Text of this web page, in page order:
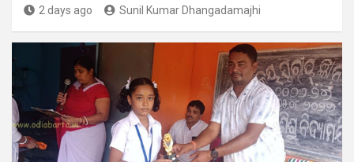
2 days ago Sunil Kumar Dhangadamajhi